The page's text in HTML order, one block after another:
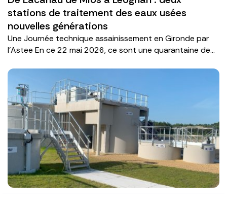
stations de traitement des eaux usées
nouvelles générations
Une Journée technique assainissement en Gironde par
l'Astee En ce 22 mai 2026, ce sont une quarantaine de...